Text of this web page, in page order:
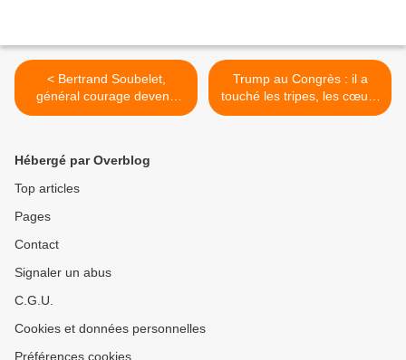
< Bertrand Soubelet,
général courage devenu
général naufrage…
Trump au Congrès : il a
touché les tripes, les cœurs
et les esprits ! >
Hébergé par Overblog
Top articles
Pages
Contact
Signaler un abus
C.G.U.
Cookies et données personnelles
Préférences cookies